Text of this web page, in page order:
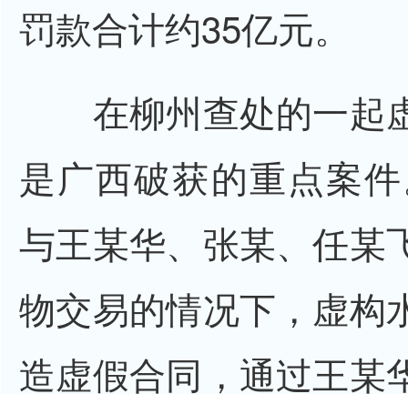
罚款合计约35亿元。
在柳州查处的一起
是广西破获的重点案
与王某华、张某、任某
物交易的情况下，虚构
造虚假合同，通过王某